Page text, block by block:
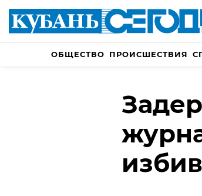
ОБЩЕСТВО ПРОИСШЕСТВИЯ